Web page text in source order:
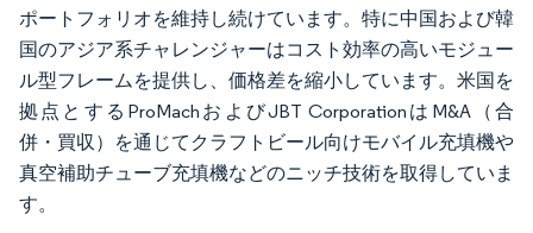
ポートフォリオを維持し続けています。特に中国および韓
国のアジア系チャレンジャーはコスト効率の高いモジュー
ル型フレームを提供し、価格差を縮小しています。米国を
拠点とするProMachおよびJBT CorporationはM&A（合
併・買収）を通じてクラフトビール向けモバイル充填機や
真空補助チューブ充填機などのニッチ技術を取得していま
す。